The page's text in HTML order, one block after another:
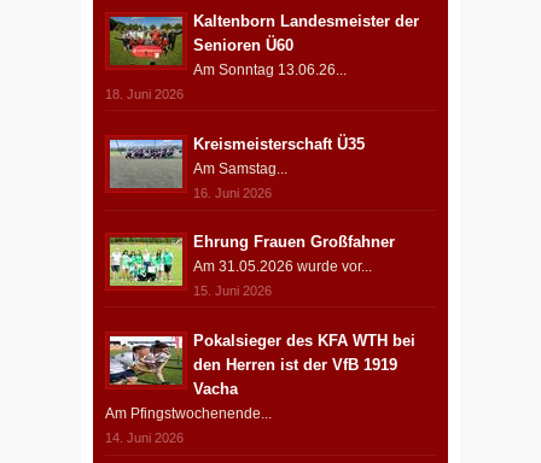
Kaltenborn Landesmeister der
Senioren Ü60
Am Sonntag 13.06.26...
18. Juni 2026
Kreismeisterschaft Ü35
Am Samstag...
16. Juni 2026
Ehrung Frauen Großfahner
Am 31.05.2026 wurde vor...
15. Juni 2026
Pokalsieger des KFA WTH bei
den Herren ist der VfB 1919
Vacha
Am Pfingstwochenende...
14. Juni 2026